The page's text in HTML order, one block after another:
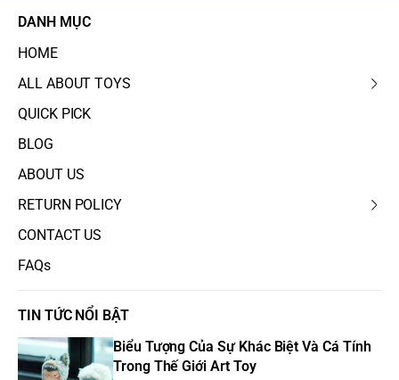
DANH MỤC
HOME
ALL ABOUT TOYS
QUICK PICK
BLOG
ABOUT US
RETURN POLICY
CONTACT US
FAQs
TIN TỨC NỔI BẬT
Biểu Tượng Của Sự Khác Biệt Và Cá Tính
Trong Thế Giới Art Toy